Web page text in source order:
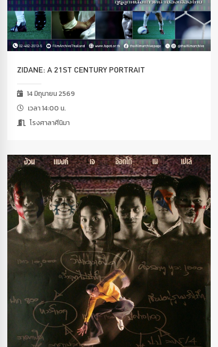
ZIDANE: A 21ST CENTURY PORTRAIT
14 มิถุนายน 2569
เวลา 14:00 น.
โรงศาลาศีนิมา